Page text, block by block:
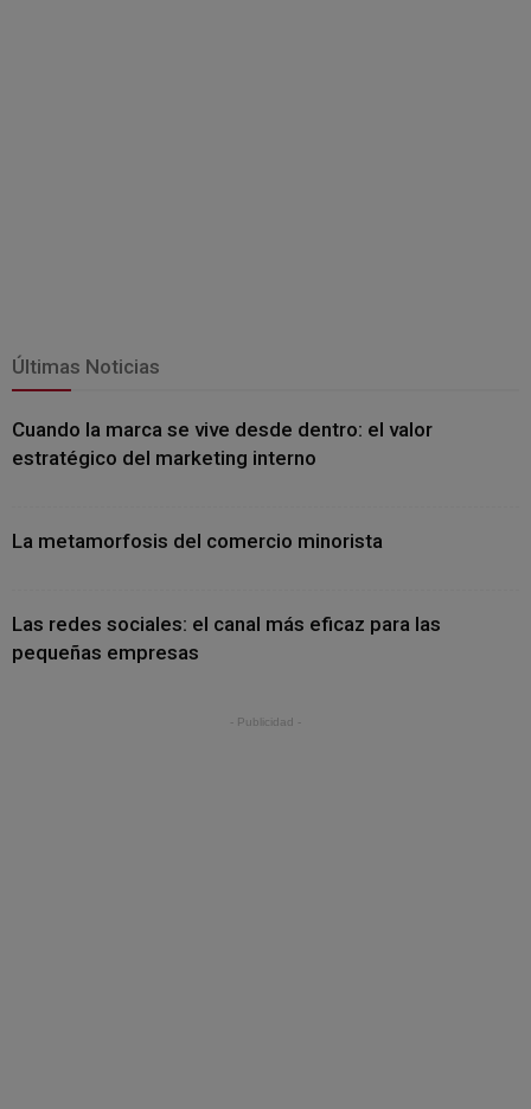
Últimas Noticias
Cuando la marca se vive desde dentro: el valor
estratégico del marketing interno
La metamorfosis del comercio minorista
Las redes sociales: el canal más eficaz para las
pequeñas empresas
- Publicidad -